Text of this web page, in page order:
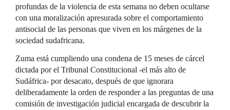
profundas de la violencia de esta semana no deben ocultarse
con una moralización apresurada sobre el comportamiento
antisocial de las personas que viven en los márgenes de la
sociedad sudafricana.
Zuma está cumpliendo una condena de 15 meses de cárcel
dictada por el Tribunal Constitucional -el más alto de
Sudáfrica- por desacato, después de que ignorara
deliberadamente la orden de responder a las preguntas de una
comisión de investigación judicial encargada de descubrir la